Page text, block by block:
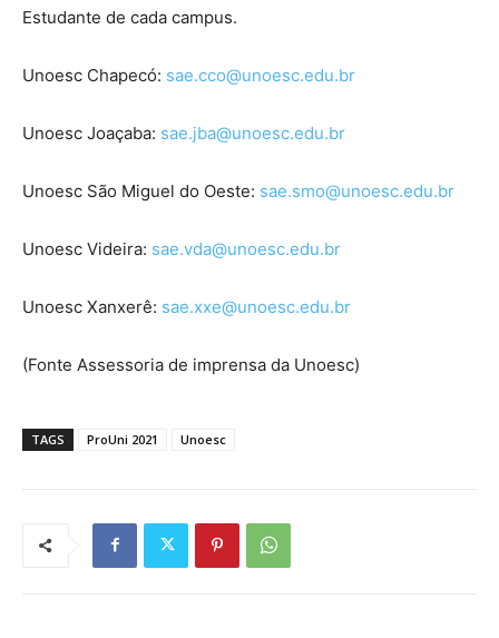
Estudante de cada campus.
Unoesc Chapecó: sae.cco@unoesc.edu.br
Unoesc Joaçaba: sae.jba@unoesc.edu.br
Unoesc São Miguel do Oeste: sae.smo@unoesc.edu.br
Unoesc Videira: sae.vda@unoesc.edu.br
Unoesc Xanxerê: sae.xxe@unoesc.edu.br
(Fonte Assessoria de imprensa da Unoesc)
TAGS ProUni 2021 Unoesc